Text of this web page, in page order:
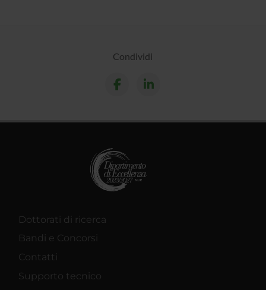
Condividi
Dottorati di ricerca
Bandi e Concorsi
Contatti
Supporto tecnico